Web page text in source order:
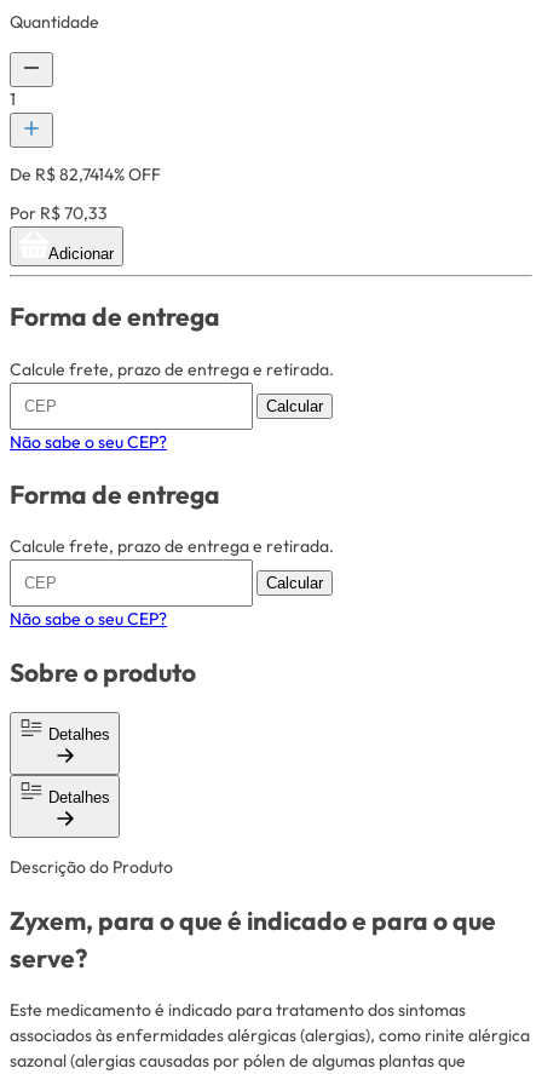
Quantidade
1
De R$ 82,7414% OFF
Por R$ 70,33
Adicionar
Forma de entrega
Calcule frete, prazo de entrega e retirada.
Calcular
Não sabe o seu CEP?
Forma de entrega
Calcule frete, prazo de entrega e retirada.
Calcular
Não sabe o seu CEP?
Sobre o produto
Detalhes
Detalhes
Descrição do Produto
Zyxem, para o que é indicado e para o que
serve?
Este medicamento é indicado para tratamento dos sintomas
associados às enfermidades alérgicas (alergias), como rinite alérgica
sazonal (alergias causadas por pólen de algumas plantas que